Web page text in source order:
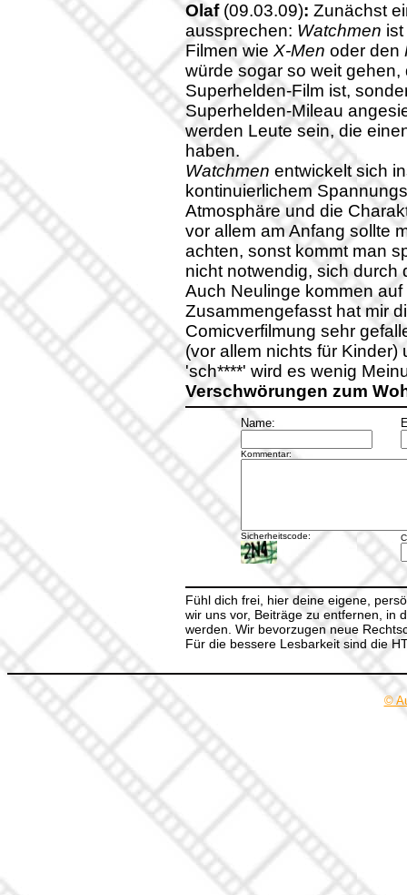
Olaf(09.03.09): Zunächst
aussprechen: Watchmen
Filmen wie X-Men oder den
würde sogar so weit
Superhelden-Film ist,
Superhelden-Mileau
werden Leute sein, die
haben.
Watchmen entwickelt sich
kontinuierlichem
Atmosphäre und die
vor allem am Anfang sollte
achten, sonst kommt man
nicht notwendig, sich durch
Auch Neulinge kommen
Zusammengefasst hat mir
Comicverfilmung sehr
(vor allem nichts für
'sch****' wird es wenig
Verschwörungen zum
Name:
Kommentar:
Sicherheitscode:
Fühl dich frei, hier deine eigene,
wir uns vor, Beiträge zu entfernen, in
werden. Wir bevorzugen neue
Für die bessere Lesbarkeit sind die
©